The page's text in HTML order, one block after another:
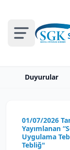
Duyurular
01/07/2026
Yayımlanan
Uygulama
Tebliğ"